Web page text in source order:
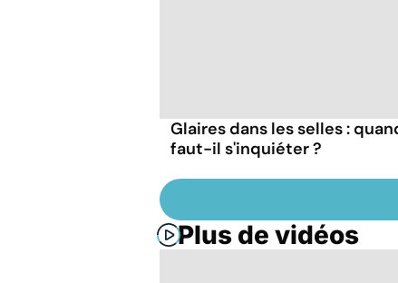
Glaires dans les selles :
faut-il s'inquiéter ?
Plus de vidéos